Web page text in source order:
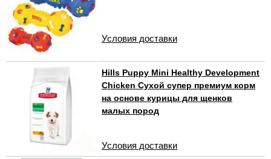
Условия доставки
Hills Puppy Mini Healthy Development
Chicken Сухой супер премиум корм
на основе курицы для щенков
малых пород
Условия доставки